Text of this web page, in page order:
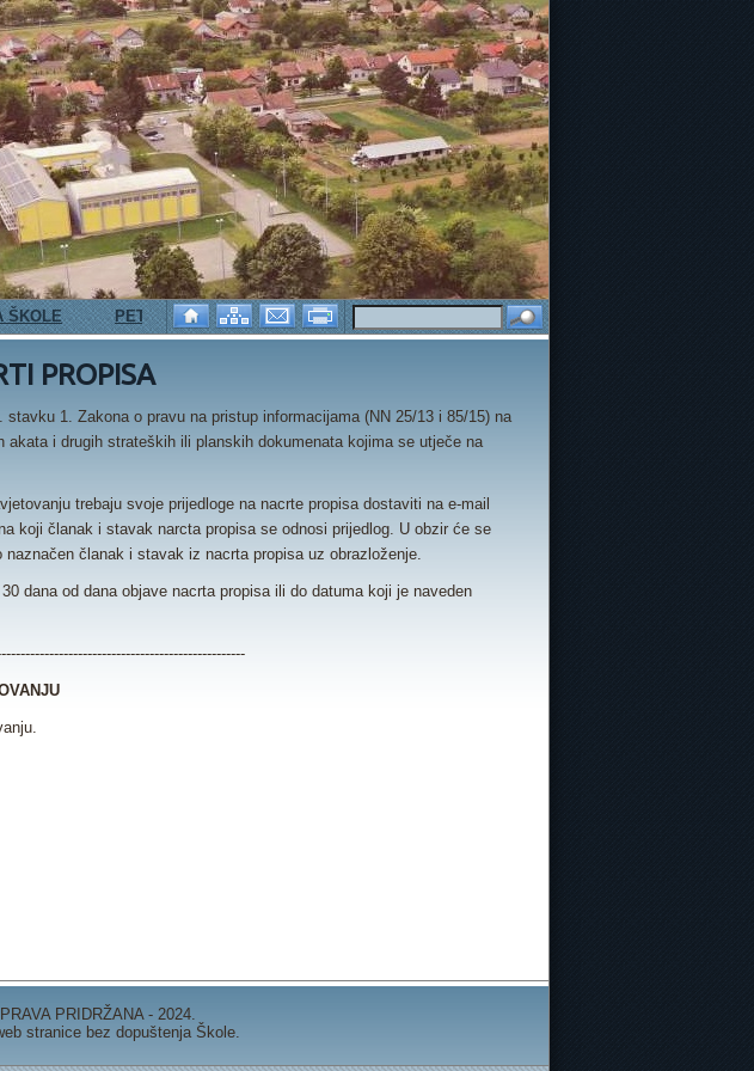
PETAŠI I IGRA ŠKOLICE E-TWINNING PROJEKTI
PROPISA
1. Zakona o pravu na pristup informacijama (NN 25/13 i 85/15) na
i drugih strateških ili planskih dokumenata kojima se utječe na
trebaju svoje prijedloge na nacrte propisa dostaviti na e-mail
koji članak i stavak narcta propisa se odnosi prijedlog. U obzir će se
članak i stavak iz nacrta propisa uz obrazloženje.
dana od dana objave nacrta propisa ili do datuma koji je naveden
PRIDRŽANA - 2024.
stranice bez dopuštenja Škole.